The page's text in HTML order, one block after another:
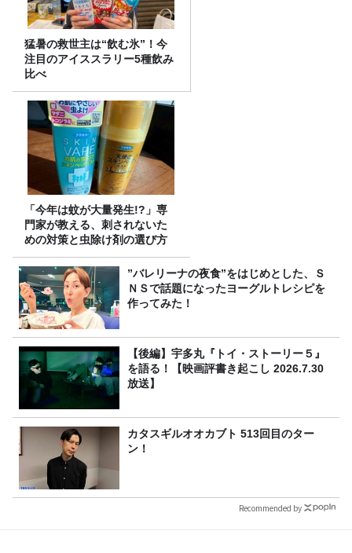
猛暑の救世主は“飲む氷”！今
注目のアイススラリー5種飲み
比べ
「今年は蚊が大量発生!?」専
門家が教える、刺されないた
めの対策と虫除け剤の選び方
”バレリーナの夜食”をはじめとした、Ｓ
ＮＳで話題になったヨーグルトレシピを
作ってみた！
【後編】宇多丸『トイ・ストーリー５』
を語る！【映画評書き起こし 2026.7.30
放送】
カタスギルオオカブト 513回目のター
ン！
Recommended by